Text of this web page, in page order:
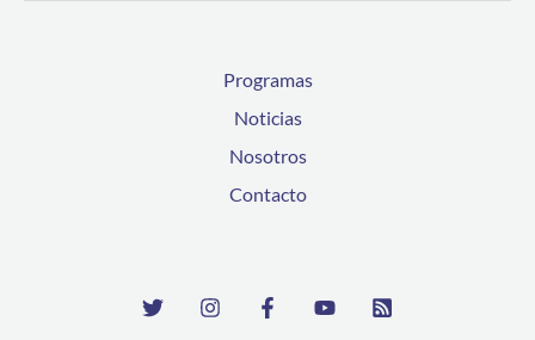
Programas
Noticias
Nosotros
Contacto